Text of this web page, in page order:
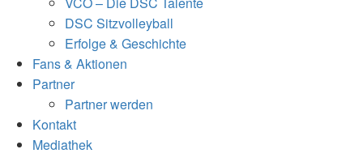
DSC Sitzvolleyball
Erfolge & Geschichte
Fans & Aktionen
Partner
Partner werden
Kontakt
Mediathek